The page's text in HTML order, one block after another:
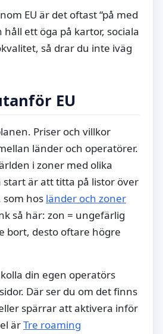
EU är det oftast “på med
håll ett öga på kartor, sociala
så drar du inte iväg
EU
Priser och villkor
länder och operatörer.
i zoner med olika
start är att titta på listor över
som hos länder och zoner
så här: zon = ungefärlig
bort, desto oftare högre
din egen operatörs
Där ser du om det finns
spärrar att aktivera inför
ärTre roaming